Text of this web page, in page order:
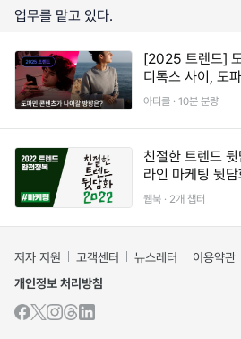
업무를 맡고 있다.
[2025 트렌드]
디톡스 사이, 도
는?
아티클 · 10분 분량
친절한 트렌드
라인 마케팅 뒷
웹북 · 2개 챕터
저자 지원 고객센터 뉴스레터
이용약관
개인정보 처리방침